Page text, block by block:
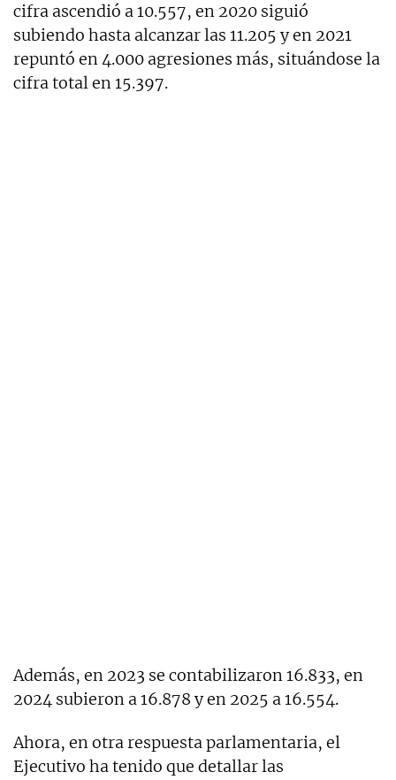
cifra ascendió a 10.557, en 2020 siguió
subiendo hasta alcanzar las 11.205 y en 2021
repuntó en 4.000 agresiones más, situándose la
cifra total en 15.397.
Además, en 2023 se contabilizaron 16.833, en
2024 subieron a 16.878 y en 2025 a 16.554.
Ahora, en otra respuesta parlamentaria, el
Ejecutivo ha tenido que detallar las